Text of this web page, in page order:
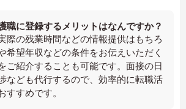
職に登録するメリットはなんですか？
際の残業時間などの情報提供はもちろ
希望年収などの条件をお伝えいただく
ご紹介することも可能です。面接の日
なども代行するので、効率的に転職活
すすめです。